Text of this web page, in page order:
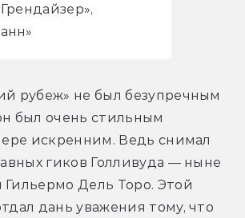
рубеж» не был безупречным
был очень стильным
искренним. Ведь снимал
гиков Голливуда — ныне
Гильермо Дель Торо. Этой
дань уважения тому, что